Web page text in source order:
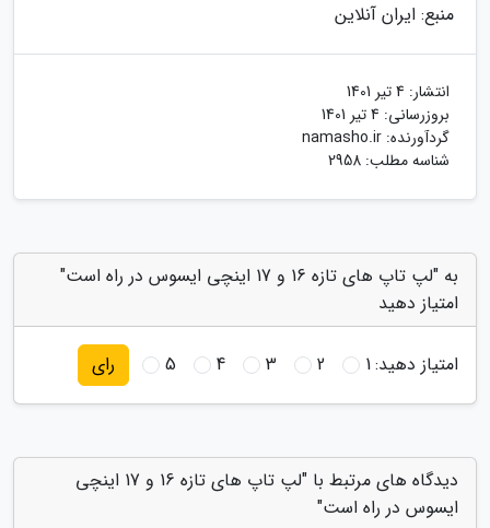
منبع: ایران آنلاین
انتشار: 4 تیر 1401
بروزرسانی: 4 تیر 1401
گردآورنده: namasho.ir
شناسه مطلب: 2958
به "لپ تاپ های تازه 16 و 17 اینچی ایسوس در راه است"
امتیاز دهید
امتیاز دهید:1
2
3
4
5 رای
دیدگاه های مرتبط با "لپ تاپ های تازه 16 و 17 اینچی
ایسوس در راه است"